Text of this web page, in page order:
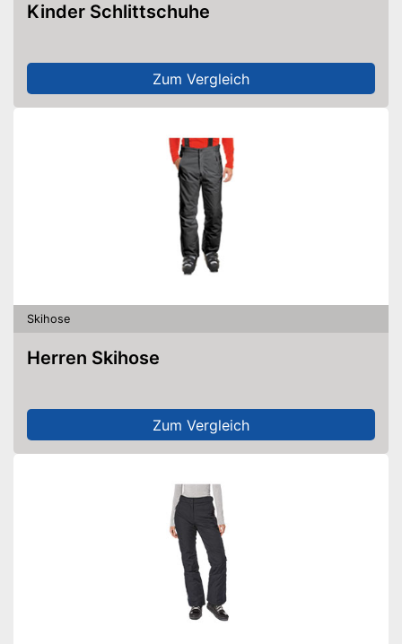
Kinder Schlittschuhe
Zum Vergleich
Skihose
Herren Skihose
Zum Vergleich